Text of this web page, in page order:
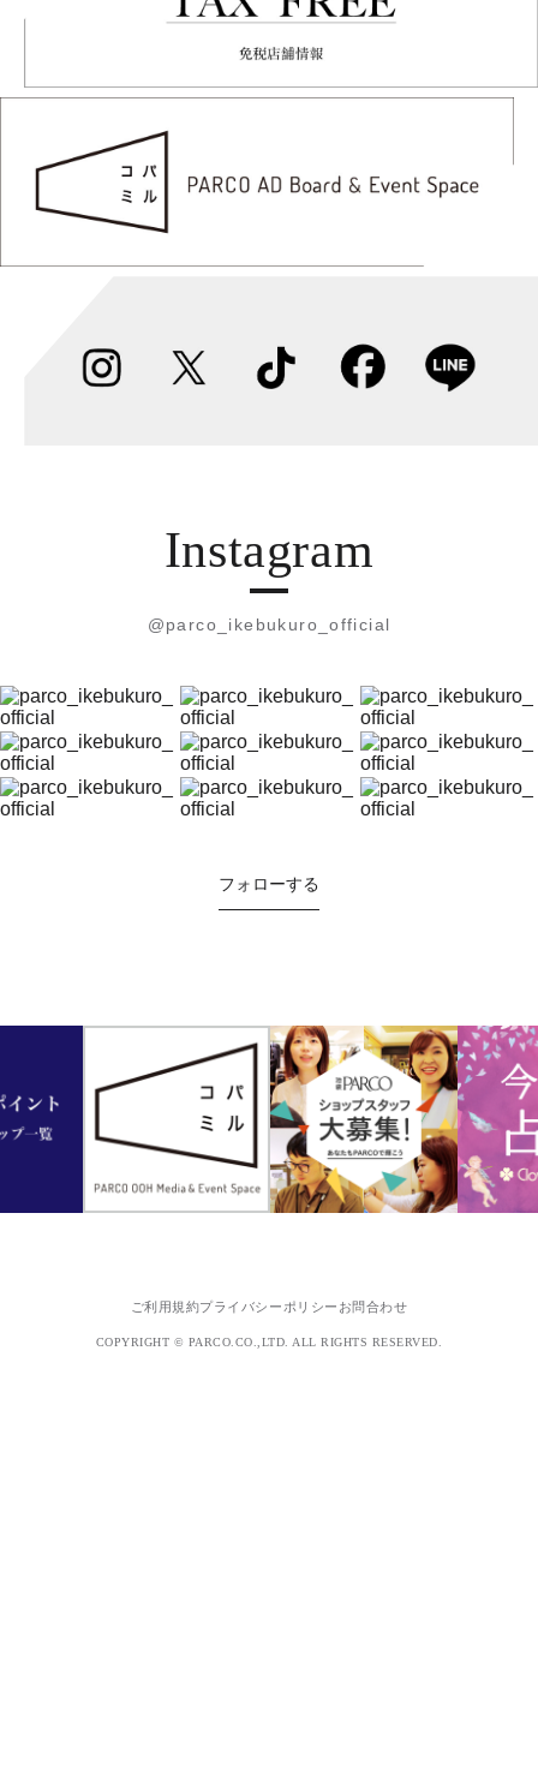
Instagram
@parco_ikebukuro_official
フォローする
ご利用規約プライバシーポリシー お問合わせ
COPYRIGHT © PARCO.CO.,LTD. ALL RIGHTS RESERVED.